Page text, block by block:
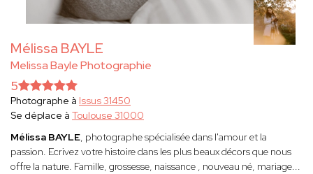
Mélissa BAYLE
Melissa Bayle Photographie
5
Photographe à Issus 31450
Se déplace à Toulouse 31000
Mélissa BAYLE, photographe spécialisée dans l'amour et la
passion. Ecrivez votre histoire dans les plus beaux décors que nous
offre la nature. Famille, grossesse, naissance , nouveau né, mariage...